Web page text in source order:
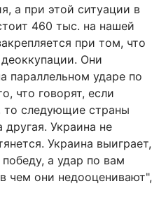
а при этой ситуации в
460 тыс. на нашей
при том, что
Они
параллельном ударе по
что говорят, если
то следующие страны
Украина не
Украина выиграет,
а удар по вам
чем они недооценивают",